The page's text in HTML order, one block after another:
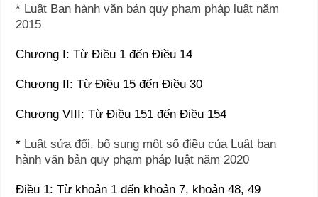
* Luật Ban hành văn bản quy phạm pháp luật năm
2015
Chương I: Từ Điều 1 đến Điều 14
Chương II: Từ Điều 15 đến Điều 30
Chương VIII: Từ Điều 151 đến Điều 154
* Luật sửa đổi, bổ sung một số điều của Luật ban
hành văn bản quy phạm pháp luật năm 2020
Điều 1: Từ khoản 1 đến khoản 7, khoản 48, 49